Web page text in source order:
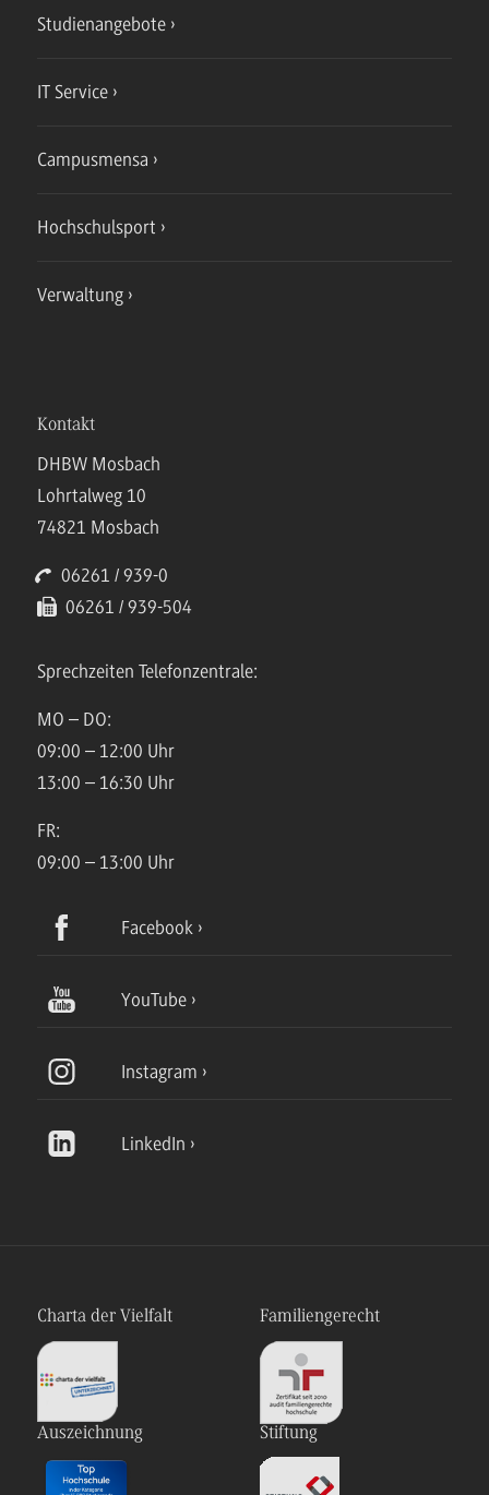
Studienangebote
IT Service
Campusmensa
Hochschulsport
Verwaltung
Kontakt
DHBW Mosbach
Lohrtalweg 10
74821 Mosbach
06261 / 939-0
06261 / 939-504
Sprechzeiten Telefonzentrale:
MO – DO:
09:00 – 12:00 Uhr
13:00 – 16:30 Uhr
FR:
09:00 – 13:00 Uhr
Facebook
YouTube
Instagram
LinkedIn
Charta der Vielfalt Familiengerecht
Auszeichnung Stiftung